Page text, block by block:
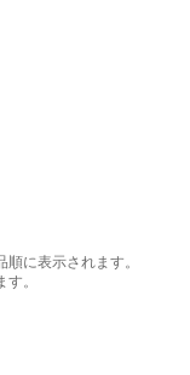
に表示されます。
。